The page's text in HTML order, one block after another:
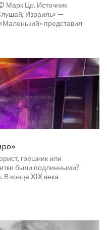
Марк Цо. Источник
Израиль» —
представил
грешник или
были подлинными?
В конце XIX века